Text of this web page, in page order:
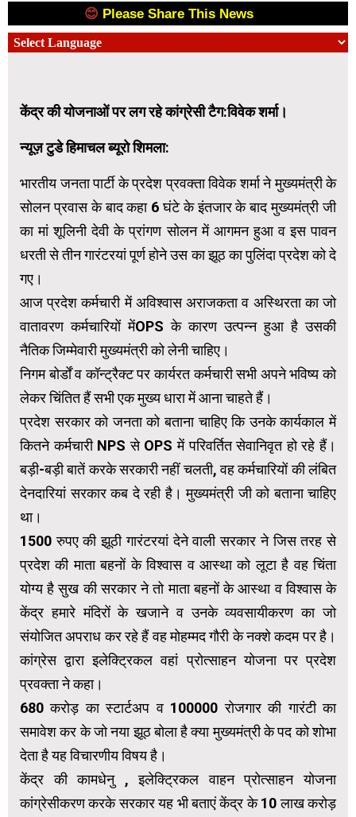
😊 Please Share This News
केंद्र की योजनाओं पर लग रहे कांग्रेसी टैग:विवेक शर्मा।
न्यूज़ टुडे हिमाचल ब्यूरो शिमला:
भारतीय जनता पार्टी के प्रदेश प्रवक्ता विवेक शर्मा ने मुख्यमंत्री के
सोलन प्रवास के बाद कहा 6 घंटे के इंतजार के बाद मुख्यमंत्री जी
का मां शूलिनी देवी के प्रांगण सोलन में आगमन हुआ व इस पावन
धरती से तीन गारंटरयां पूर्ण होने उस का झूठ का पुलिंदा प्रदेश को दे
गए।
आज प्रदेश कर्मचारी में अविश्वास अराजकता व अस्थिरता का जो
वातावरण कर्मचारियों मेंOPS के कारण उत्पन्न हुआ है उसकी
नैतिक जिम्मेवारी मुख्यमंत्री को लेनी चाहिए।
निगम बोर्डों व कॉन्ट्रैक्ट पर कार्यरत कर्मचारी सभी अपने भविष्य को
लेकर चिंतित हैं सभी एक मुख्य धारा में आना चाहते हैं।
प्रदेश सरकार को जनता को बताना चाहिए कि उनके कार्यकाल में
कितने कर्मचारी NPS से OPS में परिवर्तित सेवानिवृत हो रहे हैं।
बड़ी-बड़ी बातें करके सरकारी नहीं चलती, वह कर्मचारियों की लंबित
देनदारियां सरकार कब दे रही है। मुख्यमंत्री जी को बताना चाहिए
था।
1500 रुपए की झूठी गारंटरयां देने वाली सरकार ने जिस तरह से
प्रदेश की माता बहनों के विश्वास व आस्था को लूटा है वह चिंता
योग्य है सुख की सरकार ने तो माता बहनों के आस्था व विश्वास के
केंद्र हमारे मंदिरों के खजाने व उनके व्यवसायीकरण का जो
संयोजित अपराध कर रहे हैं वह मोहम्मद गौरी के नक्शे कदम पर है।
कांग्रेस द्वारा इलेक्ट्रिकल वहां प्रोत्साहन योजना पर प्रदेश
प्रवक्ता ने कहा।
680 करोड़ का स्टार्टअप व 100000 रोजगार की गारंटी का
समावेश कर के जो नया झूठ बोला है क्या मुख्यमंत्री के पद को शोभा
देता है यह विचारणीय विषय है।
केंद्र की कामधेनु , इलेक्ट्रिकल वाहन प्रोत्साहन योजना
कांग्रेसीकरण करके सरकार यह भी बताएं केंद्र के 10 लाख करोड़